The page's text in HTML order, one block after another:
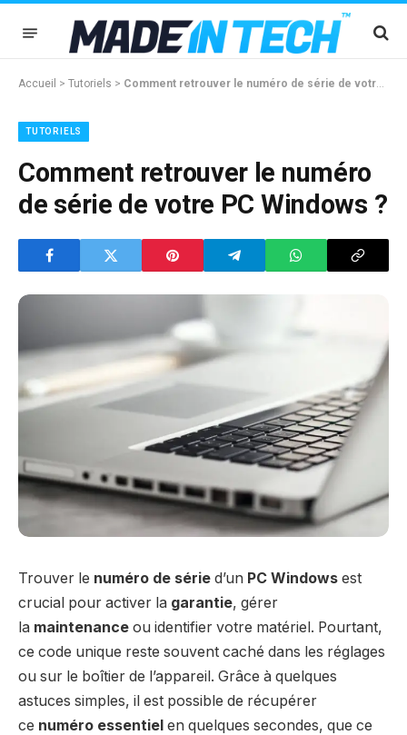
Accueil > Tutoriels > Comment retrouver le numéro de série de votre PC Windows ?
TUTORIELS
Comment retrouver le numéro
de série de votre PC Windows ?
Trouver le numéro de série d’un PC Windows est
crucial pour activer la garantie, gérer
la maintenance ou identifier votre matériel. Pourtant,
ce code unique reste souvent caché dans les réglages
ou sur le boîtier de l’appareil. Grâce à quelques
astuces simples, il est possible de récupérer
ce numéro essentiel en quelques secondes, que ce